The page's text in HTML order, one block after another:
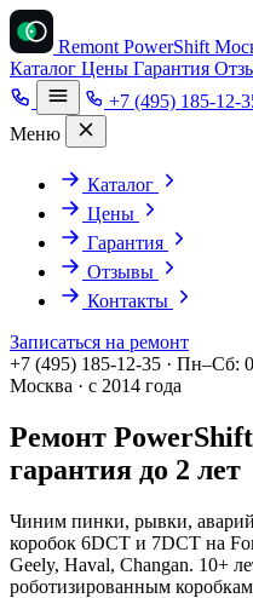
Remont PowerShift
Каталог Цены Гарантия
+7 (495) 185-12-
Меню
Каталог
Цены
Гарантия
Отзывы
Контакты
Записаться на ремонт
+7 (495) 185-12-35 · Пн–Сб:
Москва · с 2014 года
Ремонт
гарантия до 2 лет
Чиним пинки, рывки,
коробок 6DCT и 7DCT на
Geely, Haval, Changan. 10+
роботизированным